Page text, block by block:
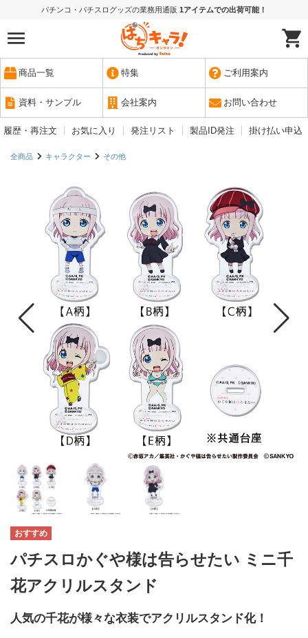
パチンコ・パチスログッズの業務用通販 1アイテムでの出荷可能！
商品一覧 特集 ご利用案内
資料・サンプル 会社案内 お問い合わせ
履歴・再注文 お気に入り 発注リスト 製品ID発注 掛け払い申込
全商品 キャラクター その他
パチスロかぐや様は告らせたい ミニ千
花アクリルスタンド
人気の千花が様々な衣装でアクリルスタンド化！